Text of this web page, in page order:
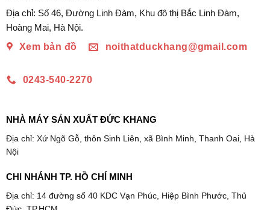
Địa chỉ: Số 46, Đường Linh Đàm, Khu đô thị Bắc Linh Đàm,
Hoàng Mai, Hà Nội.
Xem bản đồ
noithatduckhang@gmail.com
0243-540-2270
NHÀ MÁY SẢN XUẤT ĐỨC KHANG
Địa chỉ: Xứ Ngõ Gỗ, thôn Sinh Liên, xã Bình Minh, Thanh Oai, Hà
Nội
CHI NHÁNH TP. HỒ CHÍ MINH
Địa chỉ: 14 đường số 40 KDC Vạn Phúc, Hiệp Bình Phước, Thủ